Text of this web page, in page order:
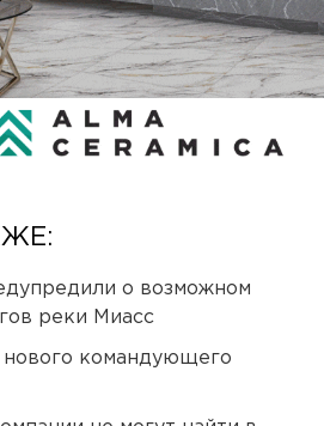
о возможном
реки Миасс
нового командующего